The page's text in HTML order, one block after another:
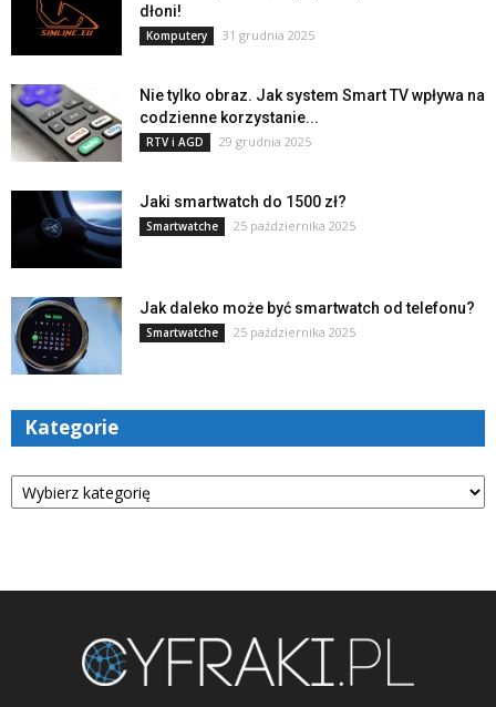
dłoni!
Komputery 31 grudnia 2025
Nie tylko obraz. Jak system Smart TV wpływa na
codzienne korzystanie...
RTV i AGD 29 grudnia 2025
Jaki smartwatch do 1500 zł?
Smartwatche 25 października 2025
Jak daleko może być smartwatch od telefonu?
Smartwatche 25 października 2025
Kategorie
Kategorie